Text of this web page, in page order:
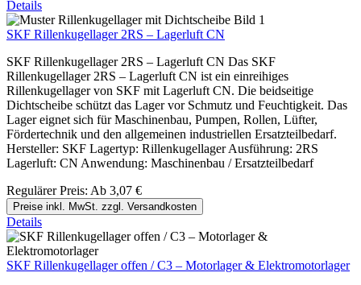
Details
SKF Rillenkugellager 2RS – Lagerluft CN
SKF Rillenkugellager 2RS – Lagerluft CN Das SKF
Rillenkugellager 2RS – Lagerluft CN ist ein einreihiges
Rillenkugellager von SKF mit Lagerluft CN. Die beidseitige
Dichtscheibe schützt das Lager vor Schmutz und Feuchtigkeit. Das
Lager eignet sich für Maschinenbau, Pumpen, Rollen, Lüfter,
Fördertechnik und den allgemeinen industriellen Ersatzteilbedarf.
Hersteller: SKF Lagertyp: Rillenkugellager Ausführung: 2RS
Lagerluft: CN Anwendung: Maschinenbau / Ersatzteilbedarf
Regulärer Preis: Ab 3,07 €
Preise inkl. MwSt. zzgl. Versandkosten
Details
SKF Rillenkugellager offen / C3 – Motorlager & Elektromotorlager